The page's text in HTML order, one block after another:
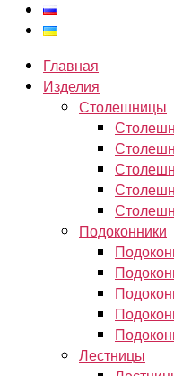
Главная
Изделия
Столешницы
Подоконники
Лестницы